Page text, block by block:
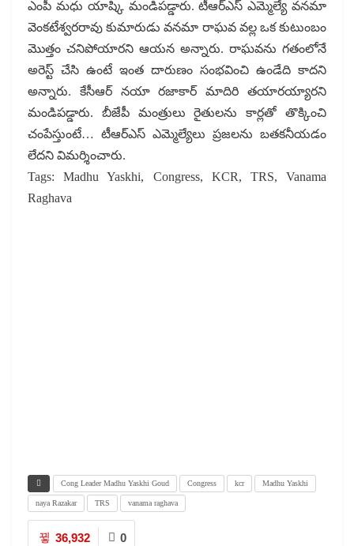
ఎంపీ మధు యాష్కి మండిపడ్డారు. టీఆర్ఎస్ ఎమ్మెల్యే వనమా
వెంకటేశ్వరరావు కుమారుడు వనమా రాఘవ వల్ల ఒక కుటుంబం
మొత్తం చనిపోయారని ఆయన అన్నారు. రాఘవను గతంలోనే
అరెస్ట్ చేసి ఉంటే ఇంత దారుణం సంభవించి ఉండేది కాదని
అన్నారు. కేసీఆర్ నయా రజాకార్ మాదిరి తయారయ్యారని
మండిపడ్డారు. బీజేపీ మంత్రులు రైతులను కార్లతో తొక్కించి
చంపేస్తుంటే… టీఆర్ఎస్ ఎమ్మెల్యేలు ప్రజలను బతకనీయడం
లేదని విమర్శించారు.
Tags: Madhu Yaskhi, Congress, KCR, TRS, Vanama
Raghava
Cong Leader Madhu Yaskhi Goud Congress kcr Madhu Yaskhi
naya Razakar TRS vanama raghava
0
36,932